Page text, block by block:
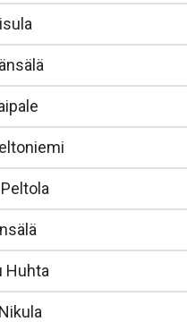
Huhta